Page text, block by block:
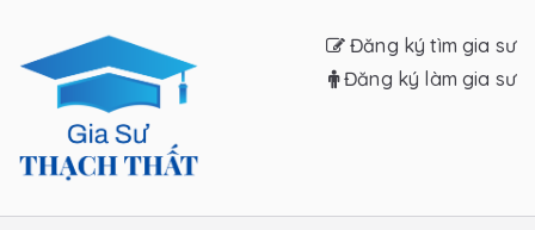
Thất
Đăng ký tìm gia sư
Đăng ký làm gia sư